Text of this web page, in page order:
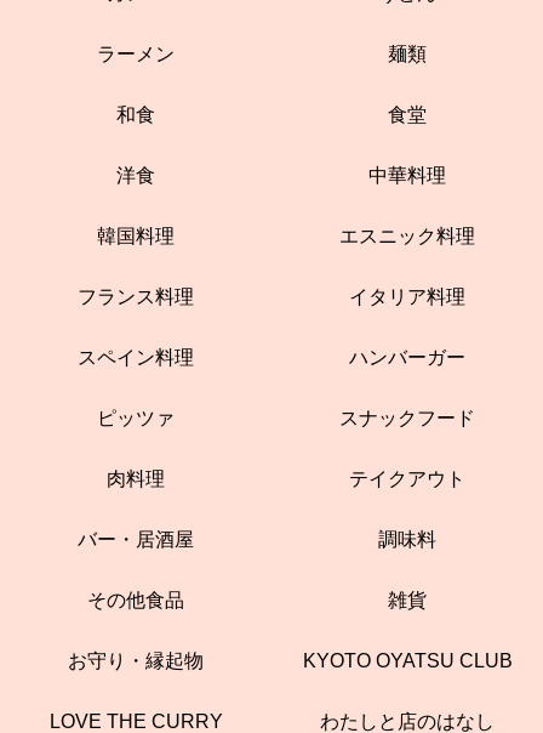
ラーメン 麺類
和食 食堂
洋食 中華料理
韓国料理 エスニック料理
フランス料理 イタリア料理
スペイン料理 ハンバーガー
ピッツァ スナックフード
肉料理 テイクアウト
バー・居酒屋 調味料
その他食品 雑貨
お守り・縁起物 KYOTO OYATSU CLUB
LOVE THE CURRY わたしと店のはなし